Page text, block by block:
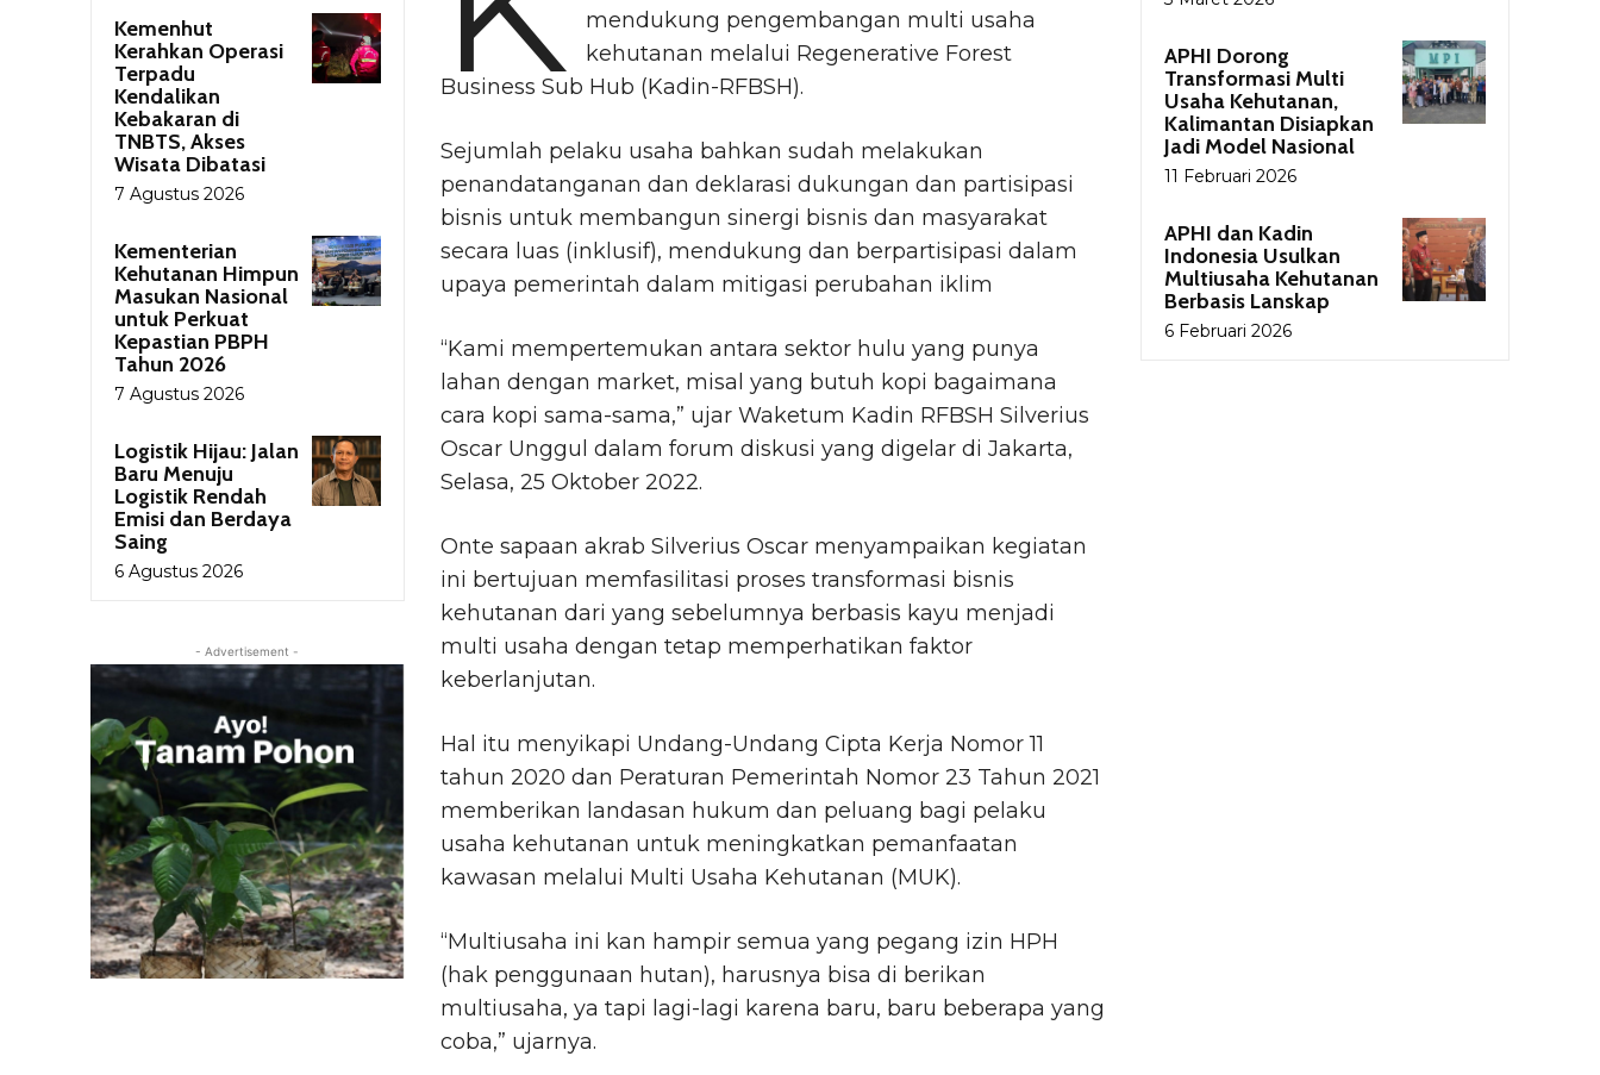
Kemenhut
Kerahkan Operasi
Terpadu
Kendalikan
Kebakaran di
TNBTS, Akses
Wisata Dibatasi
7 Agustus 2026
Kementerian
Kehutanan Himpun
Masukan Nasional
untuk Perkuat
Kepastian PBPH
Tahun 2026
7 Agustus 2026
Logistik Hijau: Jalan
Baru Menuju
Logistik Rendah
Emisi dan Berdaya
Saing
6 Agustus 2026
- Advertisement -
mendukung pengembangan multi usaha
kehutanan melalui Regenerative Forest
Business Sub Hub (Kadin-RFBSH).
Sejumlah pelaku usaha bahkan sudah melakukan
penandatanganan dan deklarasi dukungan dan partisipasi
bisnis untuk membangun sinergi bisnis dan masyarakat
secara luas (inklusif), mendukung dan berpartisipasi dalam
upaya pemerintah dalam mitigasi perubahan iklim
“Kami mempertemukan antara sektor hulu yang punya
lahan dengan market, misal yang butuh kopi bagaimana
cara kopi sama-sama,” ujar Waketum Kadin RFBSH Silverius
Oscar Unggul dalam forum diskusi yang digelar di Jakarta,
Selasa, 25 Oktober 2022.
Onte sapaan akrab Silverius Oscar menyampaikan kegiatan
ini bertujuan memfasilitasi proses transformasi bisnis
kehutanan dari yang sebelumnya berbasis kayu menjadi
multi usaha dengan tetap memperhatikan faktor
keberlanjutan.
Hal itu menyikapi Undang-Undang Cipta Kerja Nomor 11
tahun 2020 dan Peraturan Pemerintah Nomor 23 Tahun 2021
memberikan landasan hukum dan peluang bagi pelaku
usaha kehutanan untuk meningkatkan pemanfaatan
kawasan melalui Multi Usaha Kehutanan (MUK).
“Multiusaha ini kan hampir semua yang pegang izin HPH
(hak penggunaan hutan), harusnya bisa di berikan
multiusaha, ya tapi lagi-lagi karena baru, baru beberapa yang
coba,” ujarnya.
APHI Dorong
Transformasi Multi
Usaha Kehutanan,
Kalimantan Disiapkan
Jadi Model Nasional
11 Februari 2026
APHI dan Kadin
Indonesia Usulkan
Multiusaha Kehutanan
Berbasis Lanskap
6 Februari 2026